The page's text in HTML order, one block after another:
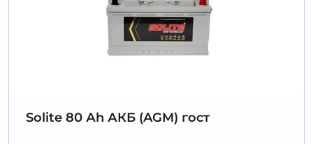
Solite 80 Аh АКБ (AGM) гост